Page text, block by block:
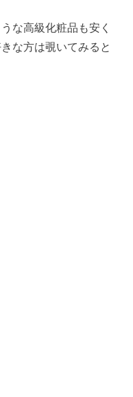
な高級化粧品も安く
な方は覗いてみると